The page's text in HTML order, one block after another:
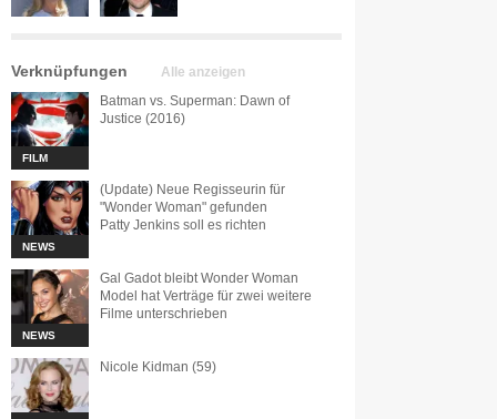
Verknüpfungen Alle anzeigen
FILM
Batman vs. Superman: Dawn of
Justice (2016)
NEWS
(Update) Neue Regisseurin für
"Wonder Woman" gefunden
Patty Jenkins soll es richten
NEWS
Gal Gadot bleibt Wonder Woman
Model hat Verträge für zwei weitere
Filme unterschrieben
Nicole Kidman (59)